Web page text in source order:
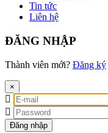
Tin tức
Liên hệ
ĐĂNG NHẬP
Thành viên mới? Đăng ký
×
Đăng nhập